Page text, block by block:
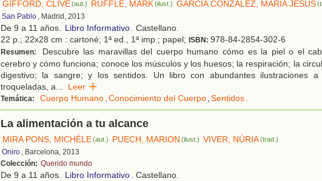
GIFFORD, CLIVE(aut.) RUFFLE, MARK(ilust.) GARCÍA CONZÁLEZ, MARÍA JESÚS
San Pablo , Madrid, 2013
De 9 a 11 años. Libro Informativo
. Castellano.
22 p.; 22x28 cm : cartoné; 1ª ed., 1ª imp.; papel; ISBN: 978-84-2854-302-6
Resumen:
Descubre las maravillas del cuerpo humano cómo es la piel o el
cerebro y cómo funciona; conoce los músculos y los huesos; la respiración; la
digestivo; la sangre; y los sentidos. Un libro con abundantes ilustraciones
troqueladas, a
Leer
Temática: Cuerpo Humano Conocimiento del Cuerpo Sentidos
La alimentación a tu alcance
MIRA PONS, MICHÈLE(aut.) PUECH, MARION (ilust.) VIVER, NÚRIA (trad.)
Oniro , Barcelona, 2013
Colección: Querido mundo
De 9 a 11 años. Libro Informativo
. Castellano.